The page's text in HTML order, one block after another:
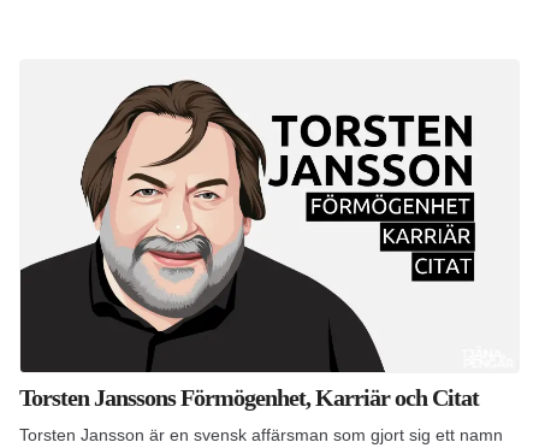
Torsten Janssons Förmögenhet, Karriär och Citat
Torsten Jansson är en svensk affärsman som gjort sig ett namn